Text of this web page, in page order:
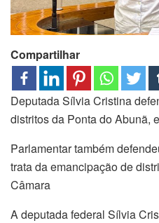
Compartilhar
Deputada Sílvia Cristina
distritos da Ponta do Abunã,
Parlamentar também
trata da emancipação de
Câmara
A deputada federal Sílvia